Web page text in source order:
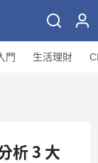
門 生活理財
析 3 大